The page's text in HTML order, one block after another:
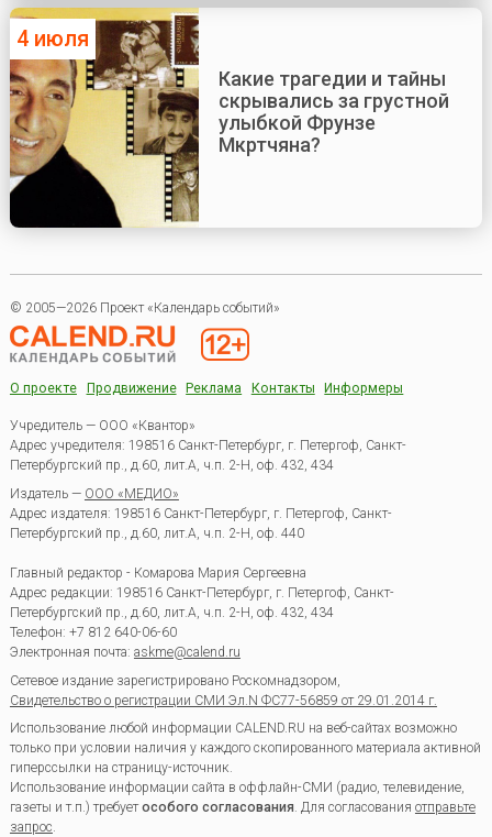
4 июля
Какие трагедии и тайны
скрывались за грустной
улыбкой Фрунзе
Мкртчяна?
© 2005—2026 Проект «Календарь событий»
О проекте Продвижение Реклама Контакты Информеры
Учредитель — ООО «Квантор»
Адрес учредителя: 198516 Санкт-Петербург, г. Петергоф, Санкт-
Петербургский пр., д.60, лит.А, ч.п. 2-Н, оф. 432, 434
Издатель — ООО «МЕДИО»
Адрес издателя: 198516 Санкт-Петербург, г. Петергоф, Санкт-
Петербургский пр., д.60, лит.А, ч.п. 2-Н, оф. 440
Главный редактор - Комарова Мария Сергеевна
Адрес редакции: 198516 Санкт-Петербург, г. Петергоф, Санкт-
Петербургский пр., д.60, лит.А, ч.п. 2-Н, оф. 432, 434
Телефон: +7 812 640-06-60
Электронная почта: askme@calend.ru
Сетевое издание зарегистрировано Роскомнадзором,
Свидетельство о регистрации СМИ Эл.N ФС77-56859 от 29.01.2014 г.
Использование любой информации CALEND.RU на веб-сайтах возможно
только при условии наличия у каждого скопированного материала активной
гиперссылки на страницу-источник.
Использование информации сайта в оффлайн-СМИ (радио, телевидение,
газеты и т.п.) требуетособого согласования. Для согласования отправьте
запрос.